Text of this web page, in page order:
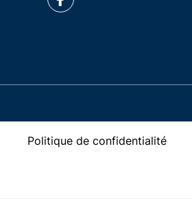
Politique de confidentialité